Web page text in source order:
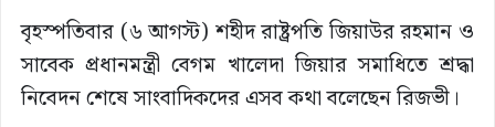
বৃহস্পতিবার (৬ আগস্ট) শহীদ রাষ্ট্রপতি জিয়াউর রহমান ও
সাবেক প্রধানমন্ত্রী বেগম খালেদা জিয়ার সমাধিতে শ্রদ্ধা
নিবেদন শেষে সাংবাদিকদের এসব কথা বলেছেন রিজভী।